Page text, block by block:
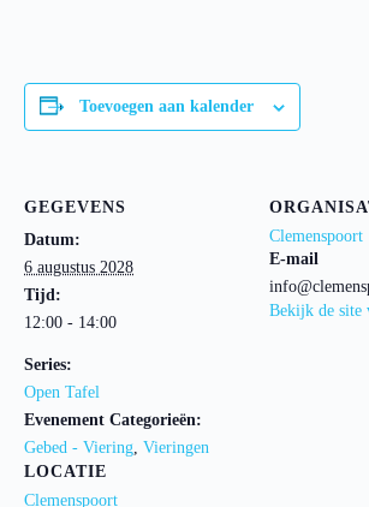
Toevoegen aan kalender
GEGEVENS
Datum:
6 augustus 2028
Tijd:
12:00 - 14:00
Series:
Open Tafel
Evenement Categorieën:
Gebed - Viering Vieringen
LOCATIE
Clemenspoort
Clemenspoort
E-mail
Bekijk de site